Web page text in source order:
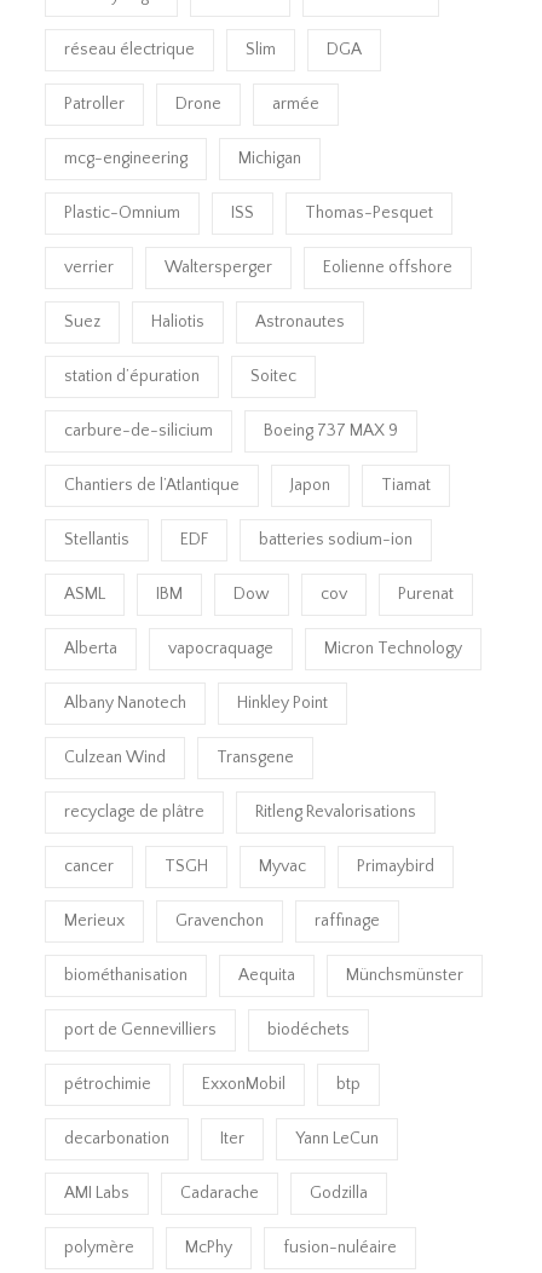
réseau électrique Slim DGA
Patroller Drone armée
mcg-engineering Michigan
Plastic-Omnium ISS Thomas-Pesquet
verrier Waltersperger Eolienne offshore
Suez Haliotis Astronautes
station d’épuration Soitec
carbure-de-silicium Boeing 737 MAX 9
Chantiers de l’Atlantique Japon Tiamat
Stellantis EDF batteries sodium-ion
ASML IBM Dow cov Purenat
Alberta vapocraquage Micron Technology
Albany Nanotech Hinkley Point
Culzean Wind Transgene
recyclage de plâtre Ritleng Revalorisations
cancer TSGH Myvac Primaybird
Merieux Gravenchon raffinage
biométhanisation Aequita Münchsmünster
port de Gennevilliers biodéchets
pétrochimie ExxonMobil btp
decarbonation Iter Yann LeCun
AMI Labs Cadarache Godzilla
polymère McPhy fusion-nuléaire